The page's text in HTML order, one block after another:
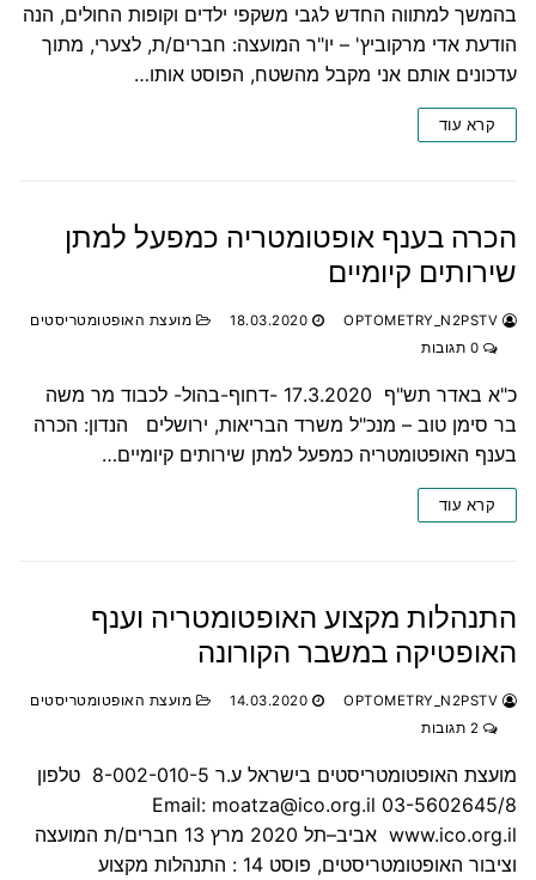
בהמשך למתווה החדש לגבי משקפי ילדים וקופות החולים, הנה
הודעת אדי מרקוביץ' – יו"ר המועצה: חברים/ת, לצערי, מתוך
עדכונים אותם אני מקבל מהשטח, הפוסט אותו…
קרא עוד
הכרה בענף אופטומטריה כמפעל למתן
שירותים קיומיים
18.03.2020
מועצת האופטומטריסטים
‏‏‏‏‏‏כ"א באדר תש"ף ‏17.3.2020 -דחוף-בהול- לכבוד מר משה
בר סימן טוב – מנכ"ל משרד הבריאות, ירושלים הנדון: הכרה
בענף האופטומטריה כמפעל למתן שירותים קיומיים…
קרא עוד
התנהלות מקצוע האופטומטריה וענף
האופטיקה במשבר הקורונה
14.03.2020
מועצת האופטומטריסטים
מועצת האופטומטריסטים בישראל ע.ר 8-002-010-5 טלפון
03-5602645/8 Email: moatza@ico.org.il
www.ico.org.il אביב–תל 2020 מרץ 13 חברים/ת המועצה
וציבור האופטומטריסטים, פוסט 14 : התנהלות מקצוע